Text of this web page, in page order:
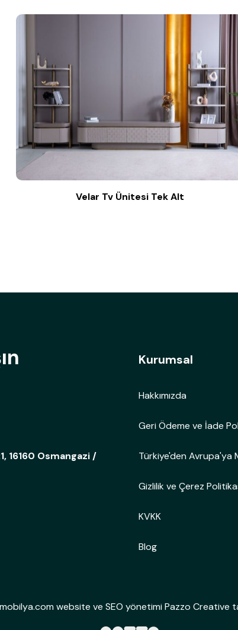
Velar Tv Ünitesi Tek Alt
16160 Osmangazi /
Kurumsal
Hakkımızda
Geri Ödeme ve İade
Türkiye'den Avrupa'ya
Gizlilik ve Çerez
KVKK
Blog
website ve SEO yönetimi Pazzo Creative